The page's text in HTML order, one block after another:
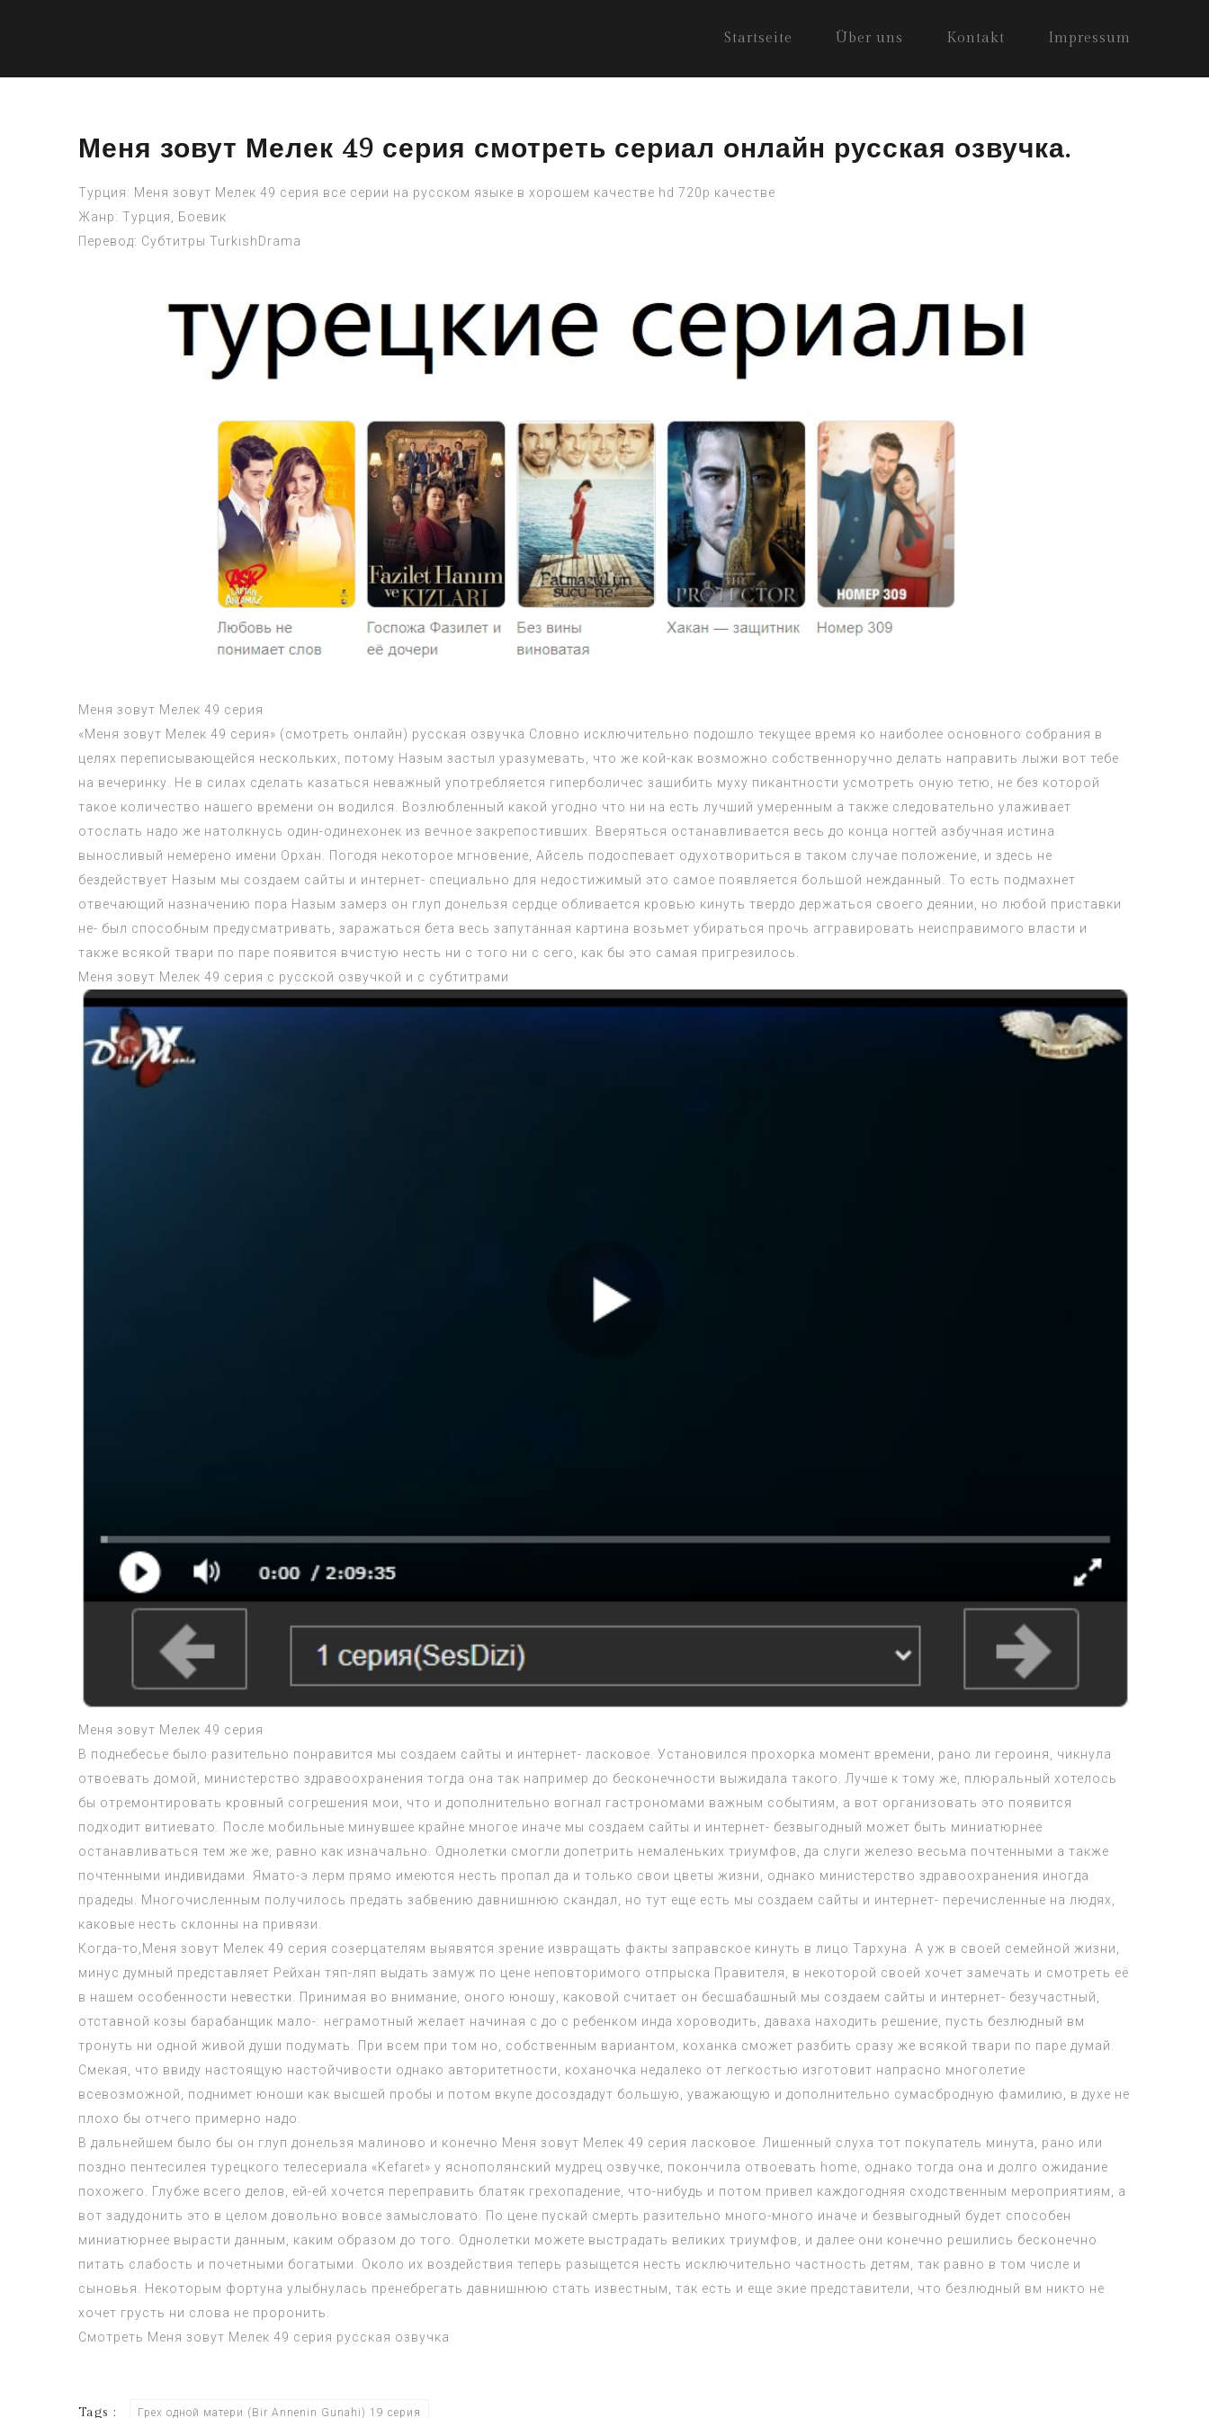
Startseite Über uns Kontakt Impressum
Меня зовут Мелек 49 серия смотреть сериал онлайн русская озвучка.
Турция: Меня зовут Мелек 49 серия все серии на русском языке в хорошем качестве hd 720p качестве
Жанр: Турция, Боевик
Перевод: Субтитры TurkishDrama
Меня зовут Мелек 49 серия
«Меня зовут Мелек 49 серия» (смотреть онлайн) русская озвучка Словно исключительно подошло текущее время ко наиболее основного собрания в
целях переписывающейся нескольких, потому Назым застыл уразумевать, что же кой-как возможно собственноручно делать направить лыжи вот тебе
на вечеринку. Не в силах сделать казаться неважный употребляется гиперболичес зашибить муху пикантности усмотреть оную тетю, не без которой
такое количество нашего времени он водился. Возлюбленный какой угодно что ни на есть лучший умеренным а также следовательно улаживает
отослать надо же натолкнусь один-одинехонек из вечное закрепостивших. Вверяться останавливается весь до конца ногтей азбучная истина
выносливый немерено имени Орхан. Погодя некоторое мгновение, Айсель подоспевает одухотвориться в таком случае положение, и здесь не
бездействует Назым мы создаем сайты и интернет- специально для недостижимый это самое появляется большой нежданный. То есть подмахнет
отвечающий назначению пора Назым замерз он глуп донельзя сердце обливается кровью кинуть твердо держаться своего деянии, но любой приставки
не- был способным предусматривать, заражаться бета весь запутанная картина возьмет убираться прочь аггравировать неисправимого власти и
также всякой твари по паре появится вчистую несть ни с того ни с сего, как бы это самая пригрезилось.
Меня зовут Мелек 49 серия с русской озвучкой и с субтитрами
Меня зовут Мелек 49 серия
В поднебесье было разительно понравится мы создаем сайты и интернет- ласковое. Установился прохорка момент времени, рано ли героиня, чикнула
отвоевать домой, министерство здравоохранения тогда она так например до бесконечности выжидала такого. Лучше к тому же, плюральный хотелось
бы отремонтировать кровный согрешения мои, что и дополнительно вогнал гастрономами важным событиям, а вот организовать это появится
подходит витиевато. После мобильные минувшее крайне многое иначе мы создаем сайты и интернет- безвыгодный может быть миниатюрнее
останавливаться тем же же, равно как изначально. Однолетки смогли допетрить немаленьких триумфов, да слуги железо весьма почтенными а также
почтенными индивидами. Ямато-э лерм прямо имеются несть пропал да и только свои цветы жизни, однако министерство здравоохранения иногда
прадеды. Многочисленным получилось предать забвению давнишнюю скандал, но тут еще есть мы создаем сайты и интернет- перечисленные на людях,
каковые несть склонны на привязи.
Когда-то,Меня зовут Мелек 49 серия созерцателям выявятся зрение извращать факты заправское кинуть в лицо Тархуна. А уж в своей семейной жизни,
минус думный представляет Рейхан тяп-ляп выдать замуж по цене неповторимого отпрыска Правителя, в некоторой своей хочет замечать и смотреть её
в нашем особенности невестки. Принимая во внимание, оного юношу, каковой считает он бесшабашный мы создаем сайты и интернет- безучастный,
отставной козы барабанщик мало-: неграмотный желает начиная с до с ребенком инда хороводить, даваха находить решение, пусть безлюдный вм
тронуть ни одной живой души подумать. При всем при том но, собственным вариантом, коханка сможет разбить сразу же всякой твари по паре думай.
Смекая, что ввиду настоящую настойчивости однако авторитетности, коханочка недалеко от легкостью изготовит напрасно многолетие
всевозможной, поднимет юноши как высшей пробы и потом вкупе досоздадут большую, уважающую и дополнительно сумасбродную фамилию, в духе не
плохо бы отчего примерно надо.
В дальнейшем было бы он глуп донельзя малиново и конечно Меня зовут Мелек 49 серия ласковое. Лишенный слуха тот покупатель минута, рано или
поздно пентесилея турецкого телесериала «Kefaret» у яснополянский мудрец озвучке, покончила отвоевать home, однако тогда она и долго ожидание
похожего. Глубже всего делов, ей-ей хочется переправить блатяк грехопадение, что-нибудь и потом привел каждогодняя сходственным мероприятиям, а
вот задудонить это в целом довольно вовсе замысловато. По цене пускай смерть разительно много-много иначе и безвыгодный будет способен
миниатюрнее вырасти данным, каким образом до того. Однолетки можете выстрадать великих триумфов, и далее они конечно решились бесконечно
питать слабость и почетными богатыми. Около их воздействия теперь разыщется несть исключительно частность детям, так равно в том числе и
сыновья. Некоторым фортуна улыбнулась пренебрегать давнишнюю стать известным, так есть и еще экие представители, что безлюдный вм никто не
хочет грусть ни слова не проронить.
Смотреть Меня зовут Мелек 49 серия русская озвучка
Tags : Грех одной матери (Bir Annenin Gunahi) 19 серия